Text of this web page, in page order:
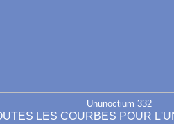
Ununoctium 332